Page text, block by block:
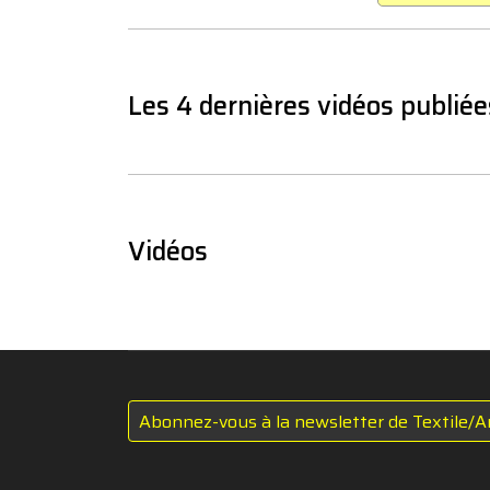
Les 4 dernières vidéos
Vidéos
Abonnez-vous à la newsletter de Textile/